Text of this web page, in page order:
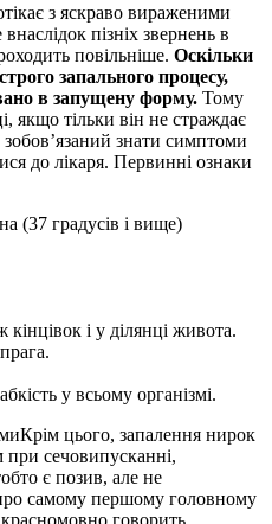
з яскраво вираженими
пізніх звернень в
повільніше. Оскільки
запального процесу,
в запущену форму. Тому
якщо тільки він не страждає
знати симптоми
до лікаря. Первинні ознаки
(37 градусів і вище)
і у ділянці живота.
у всьому організмі.
Крім цього, запалення нирок
сечовипусканні,
є позив, але не
самому першому головному
говорить